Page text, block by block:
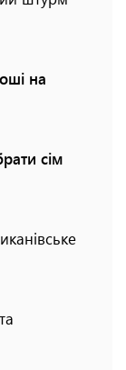
на
сім